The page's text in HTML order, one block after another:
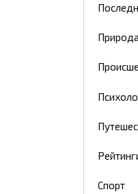
Природа
Спорт